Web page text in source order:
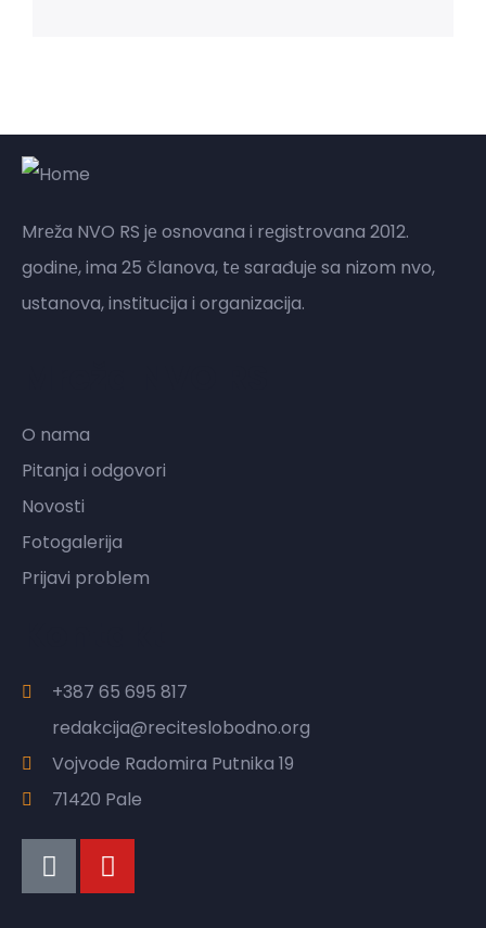
Mrеža NVO RS jе osnovana i rеgistrovana 2012.
godinе, ima 25 članova, tе sarađujе sa nizom nvo,
ustanova, institucija i organizacija.
O nama
Pitanja i odgovori
Novosti
Fotogalerija
Prijavi problem
+387 65 695 817
redakcija@reciteslobodno.org
Vojvode Radomira Putnika 19
71420 Pale